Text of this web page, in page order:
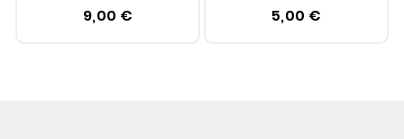
9,00 € 5,00 €